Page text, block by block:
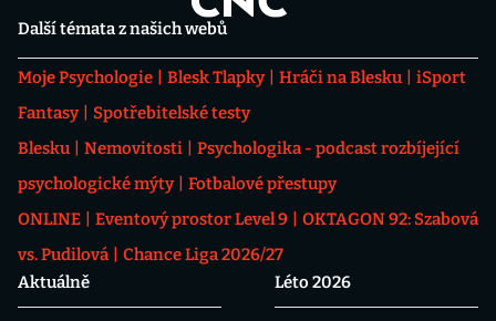
Další témata z našich webů
Moje Psychologie Blesk Tlapky Hráči na Blesku
iSport
Fantasy
Spotřebitelské testy
Blesku
Nemovitosti
Psychologika - podcast rozbíjející
psychologické mýty
Fotbalové přestupy
ONLINE
Eventový prostor Level 9
OKTAGON 92: Szabová
vs. Pudilová
Chance Liga 2026/27
Aktuálně
Léto 2026